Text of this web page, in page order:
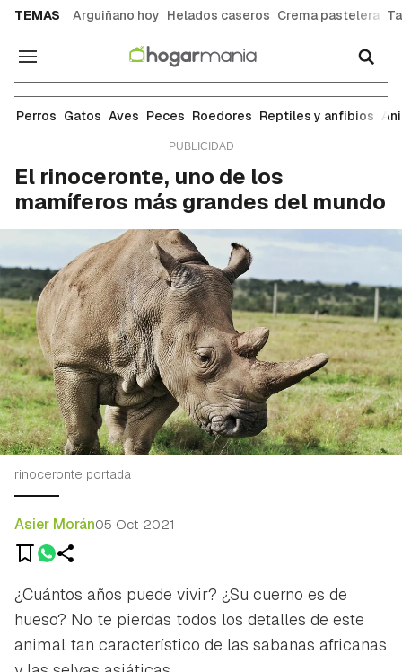
TEMAS Arguiñano hoy Helados caseros Crema pastelera
Navegación
Animales salvajes
Perros Gatos Aves Peces Roedores Reptiles y anfibios
El rinoceronte, uno de los
mamíferos más grandes del mundo
rinoceronte portada
Asier Morán05 Oct 2021
¿Cuántos años puede vivir? ¿Su cuerno es de
hueso? No te pierdas todos los detalles de este
animal tan característico de las sabanas africanas